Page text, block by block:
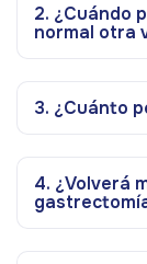
2. ¿Cuándo
normal otra
3. ¿Cuánto
4. ¿Volverá